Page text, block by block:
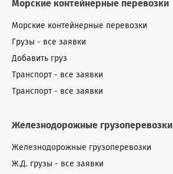
Морские контейнерные перевозки
Морские контейнерные перевозки
Грузы - все заявки
Добавить груз
Транспорт - все заявки
Транспорт - все заявки
Железнодорожные грузоперевозки
Железнодорожные грузоперевозки
Ж.Д. грузы - все заявки